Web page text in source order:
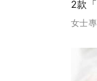
2款
女士